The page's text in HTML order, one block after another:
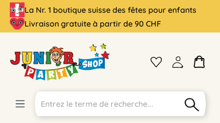
principal
La Nr. 1 boutique suisse des fêtes pour enfants
Livraison gratuite à partir de 90 CHF